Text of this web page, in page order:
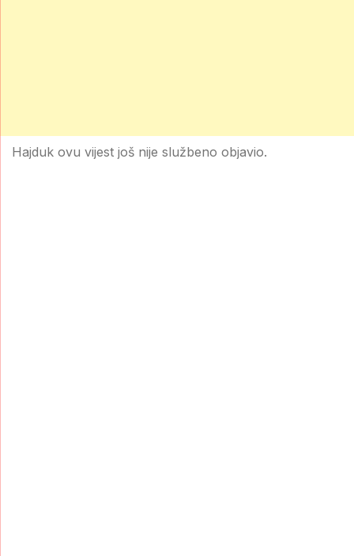
Hajduk ovu vijest još nije službeno objavio.